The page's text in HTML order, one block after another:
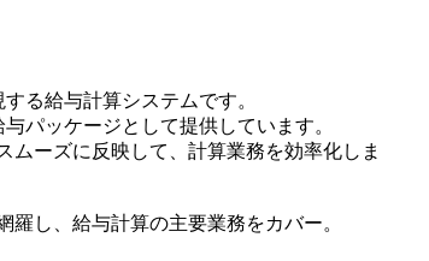
る給与計算システムです。
パッケージとして提供しています。
ーズに反映して、計算業務を効率化しま
し、給与計算の主要業務をカバー。